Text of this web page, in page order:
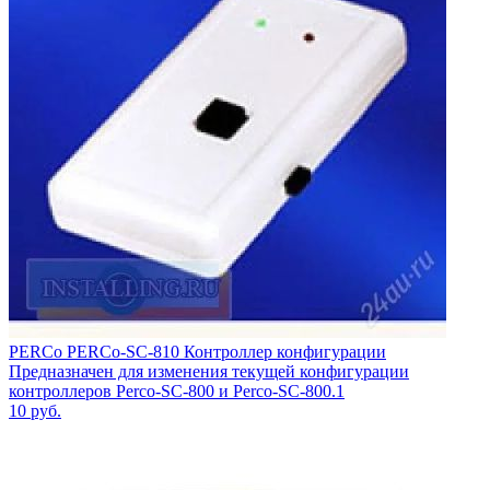
PERCo PERCo-SC-810 Контроллер конфигурации
Предназначен для изменения текущей конфигурации
контроллеров Perco-SC-800 и Perco-SC-800.1
10 руб.